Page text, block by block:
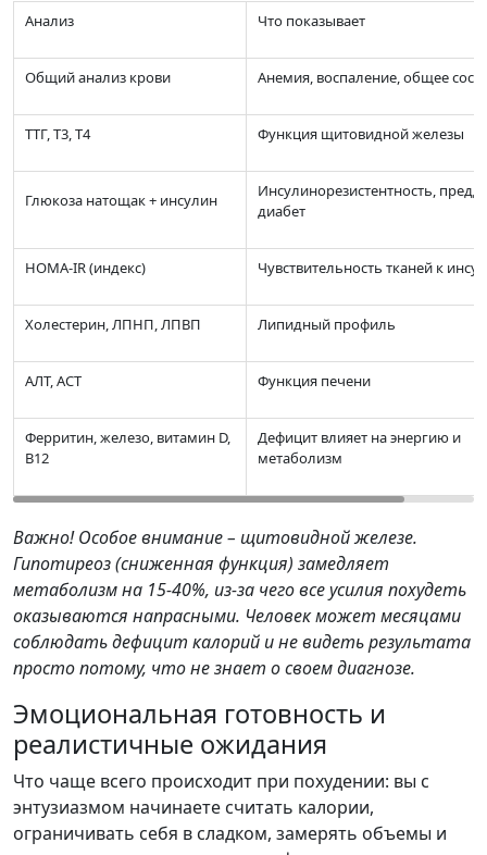
Анализ Что показывает
Общий анализ крови Анемия, воспаление, общее
ТТГ, Т3, Т4 Функция щитовидной железы
Глюкоза натощак + инсулин
Инсулинорезистентность,
диабет
HOMA-IR (индекс) Чувствительность тканей к
Холестерин, ЛПНП, ЛПВП Липидный профиль
АЛТ, АСТ Функция печени
Ферритин, железо, витамин D,
B12
Дефицит влияет на энергию и
метаболизм
Важно! Особое внимание – щитовидной железе.
Гипотиреоз (сниженная функция) замедляет
метаболизм на 15-40%, из-за чего все усилия похудеть
оказываются напрасными. Человек может месяцами
соблюдать дефицит калорий и не видеть результата
просто потому, что не знает о своем диагнозе.
Эмоциональная готовность и
реалистичные ожидания
Что чаще всего происходит при похудении: вы с
энтузиазмом начинаете считать калории,
ограничивать себя в сладком, замерять объемы и